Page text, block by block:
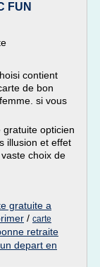
FUN
contient
de bon
si vous
opticien
illusion et effet
choix de
gratuite a
/ carte
retraite
depart en